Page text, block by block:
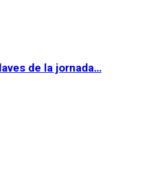
de la jornada…